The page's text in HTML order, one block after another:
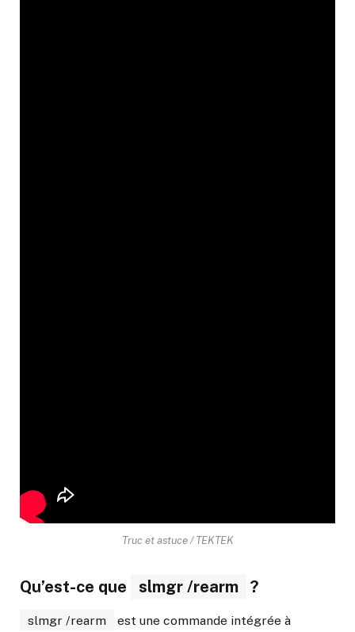
Truc et astuce / TEKTEK
Qu’est-ce que slmgr /rearm ?
slmgr /rearm
est une commande intégrée à